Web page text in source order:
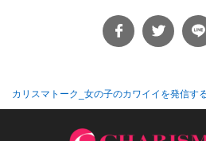
カリスマトーク_女の子のカワイイを発信す